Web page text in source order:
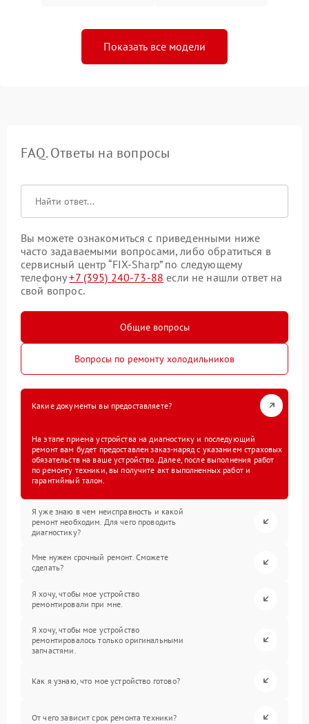
Показать все модели
FAQ. Ответы на вопросы
Вы можете ознакомиться с приведенными ниже
часто задаваемыми вопросами, либо обратиться в
сервисный центр “FIX-Sharp” по следующему
телефону+7 (395) 240-73-88 если не нашли ответ на
свой вопрос.
Общие вопросы
Вопросы по ремонту холодильников
Какие документы вы предоставляете?
На этапе приема устройства на диагностику и последующий
ремонт вам будет предоставлен заказ-наряд с указанием страховых
обязательств на ваше устройство. Далее, после выполнения работ
по ремонту техники, вы получите акт выполненных работ и
гарантийный талон.
Я уже знаю в чем неисправность и какой
ремонт необходим. Для чего проводить
диагностику?
Мне нужен срочный ремонт. Сможете
сделать?
Я хочу, чтобы мое устройство
ремонтировали при мне.
Я хочу, чтобы мое устройство
ремонтировалось только оригинальными
запчастями.
Как я узнаю, что мое устройство готово?
От чего зависит срок ремонта техники?